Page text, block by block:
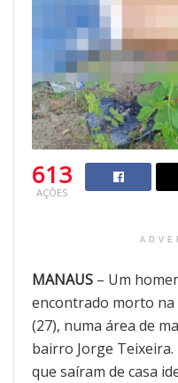
613
AÇÕES
MANAUS – Um
encontrado morto
(27), numa área de
bairro Jorge
que saíram de casa